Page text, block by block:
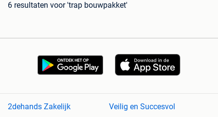
6 resultaten voor 'trap bouwpakket'
2dehands Zakelijk
Veilig en Succesvol